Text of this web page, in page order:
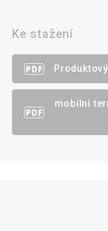
Ke stažení
mobilni